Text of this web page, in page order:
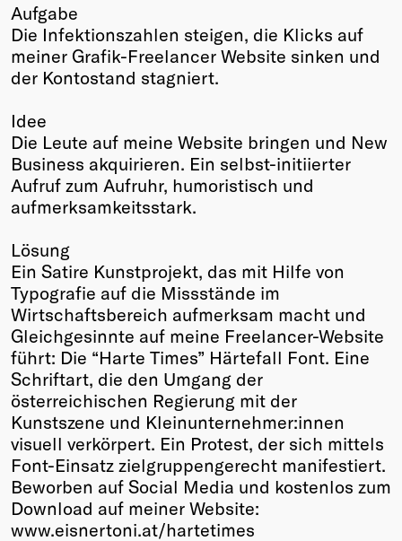
Aufgabe
Die Infektionszahlen steigen, die Klicks auf
meiner Grafik-Freelancer Website sinken und
der Kontostand stagniert.
Idee
Die Leute auf meine Website bringen und New
Business akquirieren. Ein selbst-initiierter
Aufruf zum Aufruhr, humoristisch und
aufmerksamkeitsstark.
Lösung
Ein Satire Kunstprojekt, das mit Hilfe von
Typografie auf die Missstände im
Wirtschaftsbereich aufmerksam macht und
Gleichgesinnte auf meine Freelancer-Website
führt: Die “Harte Times” Härtefall Font. Eine
Schriftart, die den Umgang der
österreichischen Regierung mit der
Kunstszene und Kleinunternehmer:innen
visuell verkörpert. Ein Protest, der sich mittels
Font-Einsatz zielgruppengerecht manifestiert.
Beworben auf Social Media und kostenlos zum
Download auf meiner Website:
www.eisnertoni.at/hartetimes